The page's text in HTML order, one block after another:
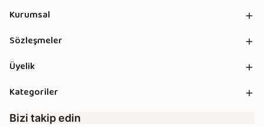
Kurumsal
Sözleşmeler
Üyelik
Kategoriler
Bizi takip edin